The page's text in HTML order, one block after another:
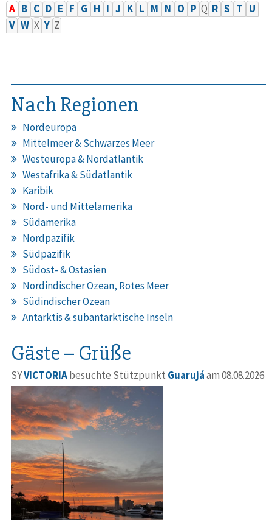
A B C D E F G H I J K L M N O P Q R S T U
V W X Y Z
Nach Regionen
Nordeuropa
Mittelmeer & Schwarzes Meer
Westeuropa & Nordatlantik
Westafrika & Südatlantik
Karibik
Nord- und Mittelamerika
Südamerika
Nordpazifik
Südpazifik
Südost- & Ostasien
Nordindischer Ozean, Rotes Meer
Südindischer Ozean
Antarktis & subantarktische Inseln
Gäste – Grüße
SYVICTORIAbesuchte Stützpunkt Guarujáam 08.08.2026